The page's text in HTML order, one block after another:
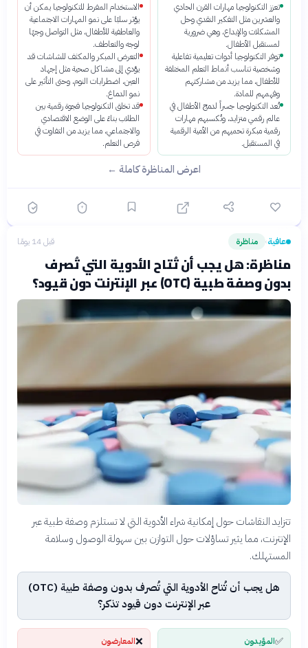
تعزز التكنولوجيا مهارات القرن الحادي
والعشرين مثل التفكير النقدي وحل
المشكلات والإبداع، وهي ضرورية
لمستقبل الأطفال.
توفر التكنولوجيا أدوات تعليمية تفاعلية
وشخصية تناسب أنماط التعلم المختلفة
للأطفال، مما يزيد من مشاركتهم
وفهمهم للمادة.
تُعد التكنولوجيا جسراً لدمج الأطفال في
عالم رقمي متزايد، وتُكسبهم مهارات
رقمية مبكرة تحميهم من الأمية الرقمية
في المستقبل.
الاستخدام المفرط للتكنولوجيا يمكن أن
يؤثر سلبًا على نمو المهارات الاجتماعية
والعاطفية للأطفال، مثل التواصل وجهًا
لوجه والتعاطف.
التعرض المبكر والمكثف للشاشات قد
يؤدي إلى مشاكل صحية مثل إجهاد
العين، اضطرابات النوم، وحتى التأثير على
نمو الدماغ.
قد تخلق التكنولوجيا فجوة رقمية بين
الطلاب بناءً على الوضع الاقتصادي
والاجتماعي، مما يزيد من التفاوت في
فرص التعلم.
اعرض المناظرة كاملة ←
عافية› مناظرة قبل 14 يومًا
مناظرة: هل يجب أن تُتاح الأدوية التي تُصرف
بدون وصفة طبية (OTC) عبر الإنترنت دون قيود؟
تتزايد النقاشات حول إمكانية شراء الأدوية التي لا تستلزم وصفة طبية عبر
الإنترنت، مما يثير تساؤلات حول التوازن بين سهولة الوصول وسلامة
المستهلك.
هل يجب أن تُتاح الأدوية التي تُصرف بدون وصفة طبية (OTC)
عبر الإنترنت دون قيود تذكر؟
✅المؤيدون ❌المعارضون